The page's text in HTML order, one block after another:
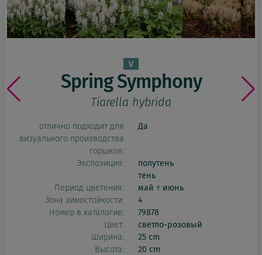
Spring Symphony
Tiarella hybrida
отлично подходит для
визуального производства
горшков:
Да
Экспозиция:
полутень
тень
Период цветения:
май ÷ июнь
Зона зимостойкости:
4
Номер в каталогие:
79878
Цвет:
светло-розовый
Ширина:
25 cm
Высота:
20 cm